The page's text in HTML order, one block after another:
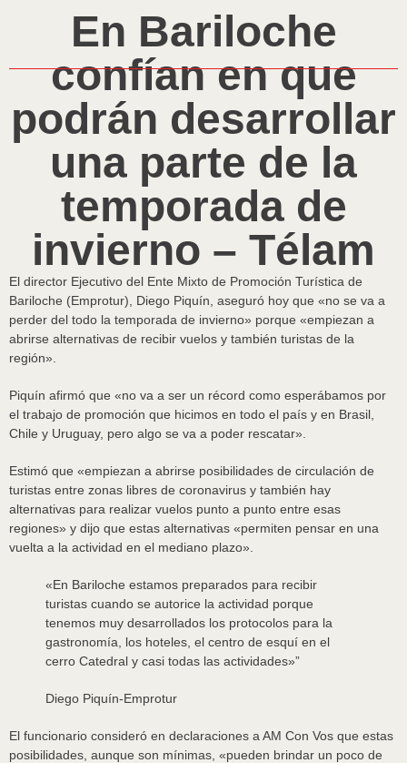
En Bariloche
confían en que
podrán desarrollar
una parte de la
temporada de
invierno – Télam
El director Ejecutivo del Ente Mixto de Promoción Turística de
Bariloche (Emprotur), Diego Piquín, aseguró hoy que «no se va a
perder del todo la temporada de invierno» porque «empiezan a
abrirse alternativas de recibir vuelos y también turistas de la
región».
Piquín afirmó que «no va a ser un récord como esperábamos por
el trabajo de promoción que hicimos en todo el país y en Brasil,
Chile y Uruguay, pero algo se va a poder rescatar».
Estimó que «empiezan a abrirse posibilidades de circulación de
turistas entre zonas libres de coronavirus y también hay
alternativas para realizar vuelos punto a punto entre esas
regiones» y dijo que estas alternativas «permiten pensar en una
vuelta a la actividad en el mediano plazo».
«En Bariloche estamos preparados para recibir
turistas cuando se autorice la actividad porque
tenemos muy desarrollados los protocolos para la
gastronomía, los hoteles, el centro de esquí en el
cerro Catedral y casi todas las actividades»”
Diego Piquín-Emprotur
El funcionario consideró en declaraciones a AM Con Vos que estas
posibilidades, aunque son mínimas, «pueden brindar un poco de